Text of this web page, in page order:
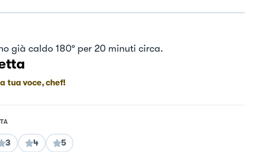
già caldo 180º per 20 minuti circa.
tua voce, chef!
3 4 5